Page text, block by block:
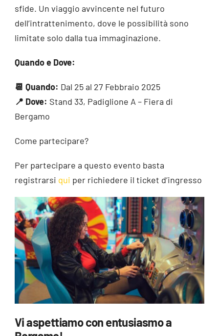
sfide. Un viaggio avvincente nel futuro
dell’intrattenimento, dove le possibilità sono
limitate solo dalla tua immaginazione.
Quando e Dove:
📆 Quando: Dal 25 al 27 Febbraio 2025
📍 Dove: Stand 33, Padiglione A – Fiera di
Bergamo
Come partecipare?
Per partecipare a questo evento basta
registrarsi qui per richiedere il ticket d’ingresso
Vi aspettiamo con entusiasmo a